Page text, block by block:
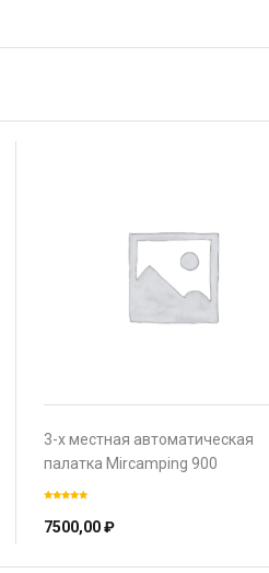
3-х местная автоматическая
палатка Mircamping 900
7500,00₽